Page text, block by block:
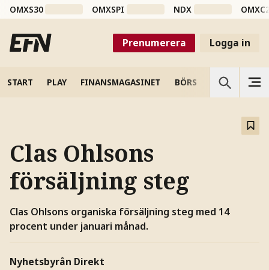
OMXS30 OMXSPI NDX
Prenumerera Logga in
START PLAY FINANSMAGASINET BÖRS VETENSKAP
Clas Ohlsons
försäljning steg
Clas Ohlsons organiska försäljning steg med 14
procent under januari månad.
Nyhetsbyrån Direkt